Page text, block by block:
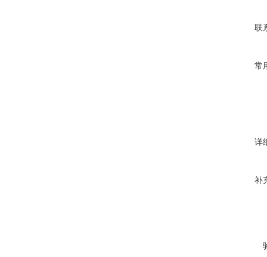
联
常
详
补